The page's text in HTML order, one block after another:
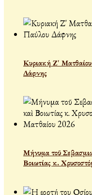
Κυριακή Ζ'
Δάφνης
Μήνυμα τοῦ
Βοιωτίας κ.